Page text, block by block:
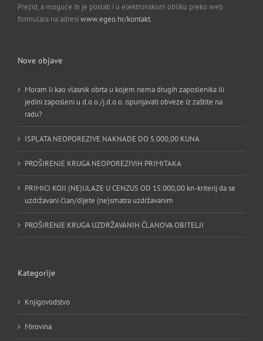
Prezid, a moguće ih je poslati i u elektronskom obliku preko web
formulara na adresi www.egeo.hr/kontakt.
Nove objave
Moram li kao vlasnik obrta u kojem nema drugih zaposlenika ili
jedini zaposleni u d.o.o./j.d.o.o. ispunjavati obveze iz zaštite na
radu?
ISPLATA NEOPOREZIVE NAKNADE DO 5.000,00 KUNA
PROŠIRENJE KRUGA NEOPOREZIVIH PRIMITAKA
PRIMICI KOJI (NE)ULAZE U CENZUS OD 15.000,00 kn-kriterij da se
uzdržavani član/dijete (ne)smatra uzdržavanim
PROŠIRENJE KRUGA UZDRŽAVANIH ČLANOVA OBITELJI
Kategorije
Knjigovodstvo
Mirovina